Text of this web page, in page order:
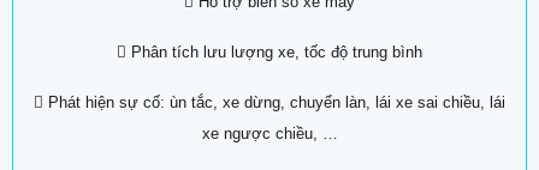
 Phân tích lưu lượng xe, tốc độ trung bình
 Phát hiện sự cố: ùn tắc, xe dừng, chuyển làn, lái xe sai chiều, lái
xe ngược chiều, …